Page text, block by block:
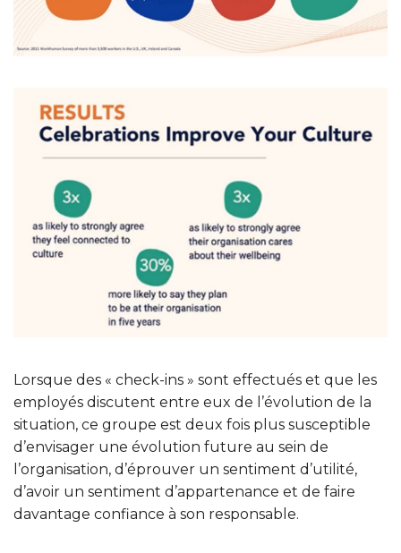
Lorsque des « check-ins » sont effectués et que les
employés discutent entre eux de l’évolution de la
situation, ce groupe est deux fois plus susceptible
d’envisager une évolution future au sein de
l’organisation, d’éprouver un sentiment d’utilité,
d’avoir un sentiment d’appartenance et de faire
davantage confiance à son responsable.